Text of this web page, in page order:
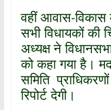
वहीं आवास-
सभी विधायकों की
अध्यक्ष ने
को कहा गया है।
समिति
रिपोर्ट देगी।